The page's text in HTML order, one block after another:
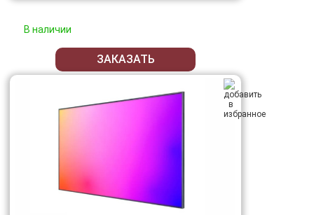
В наличии
ЗАКАЗАТЬ